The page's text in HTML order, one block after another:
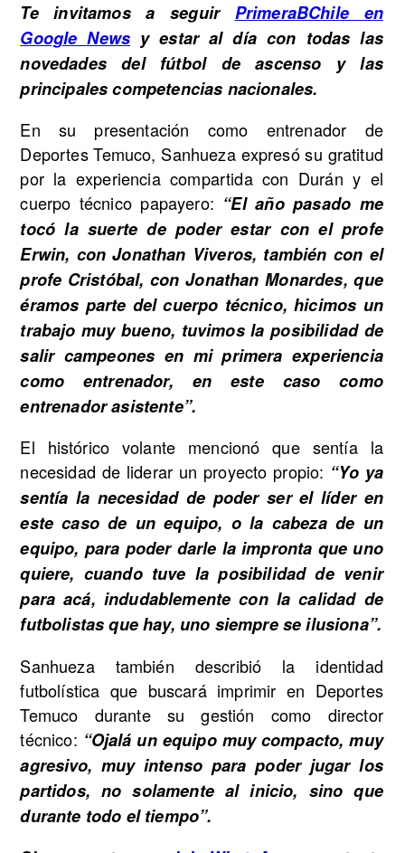
Te invitamos a seguir PrimeraBChile en
Google News y estar al día con todas las
novedades del fútbol de ascenso y las
principales competencias nacionales.
En su presentación como entrenador de
Deportes Temuco, Sanhueza expresó su gratitud
por la experiencia compartida con Durán y el
cuerpo técnico papayero: “El año pasado me
tocó la suerte de poder estar con el profe
Erwin, con Jonathan Viveros, también con el
profe Cristóbal, con Jonathan Monardes, que
éramos parte del cuerpo técnico, hicimos un
trabajo muy bueno, tuvimos la posibilidad de
salir campeones en mi primera experiencia
como entrenador, en este caso como
entrenador asistente”.
El histórico volante mencionó que sentía la
necesidad de liderar un proyecto propio: “Yo ya
sentía la necesidad de poder ser el líder en
este caso de un equipo, o la cabeza de un
equipo, para poder darle la impronta que uno
quiere, cuando tuve la posibilidad de venir
para acá, indudablemente con la calidad de
futbolistas que hay, uno siempre se ilusiona”.
Sanhueza también describió la identidad
futbolística que buscará imprimir en Deportes
Temuco durante su gestión como director
técnico: “Ojalá un equipo muy compacto, muy
agresivo, muy intenso para poder jugar los
partidos, no solamente al inicio, sino que
durante todo el tiempo”.